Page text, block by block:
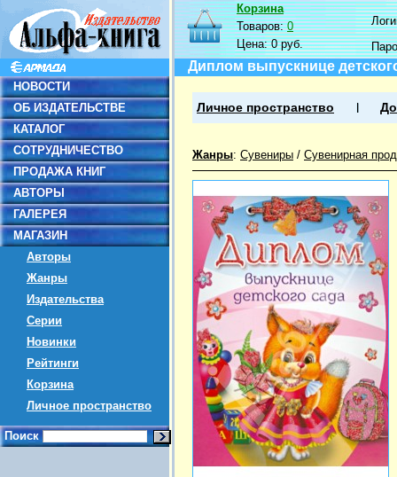
НОВОСТИ
ОБ ИЗДАТЕЛЬСТВЕ
КАТАЛОГ
СОТРУДНИЧЕСТВО
ПРОДАЖА КНИГ
АВТОРЫ
ГАЛЕРЕЯ
МАГАЗИН
Авторы
Жанры
Издательства
Серии
Новинки
Рейтинги
Корзина
Личное пространство
Поиск
Корзина
Товаров:0
Цена:0 руб.
Диплом выпускнице
Личное пространство
Жанры: Сувениры / Сувенирная